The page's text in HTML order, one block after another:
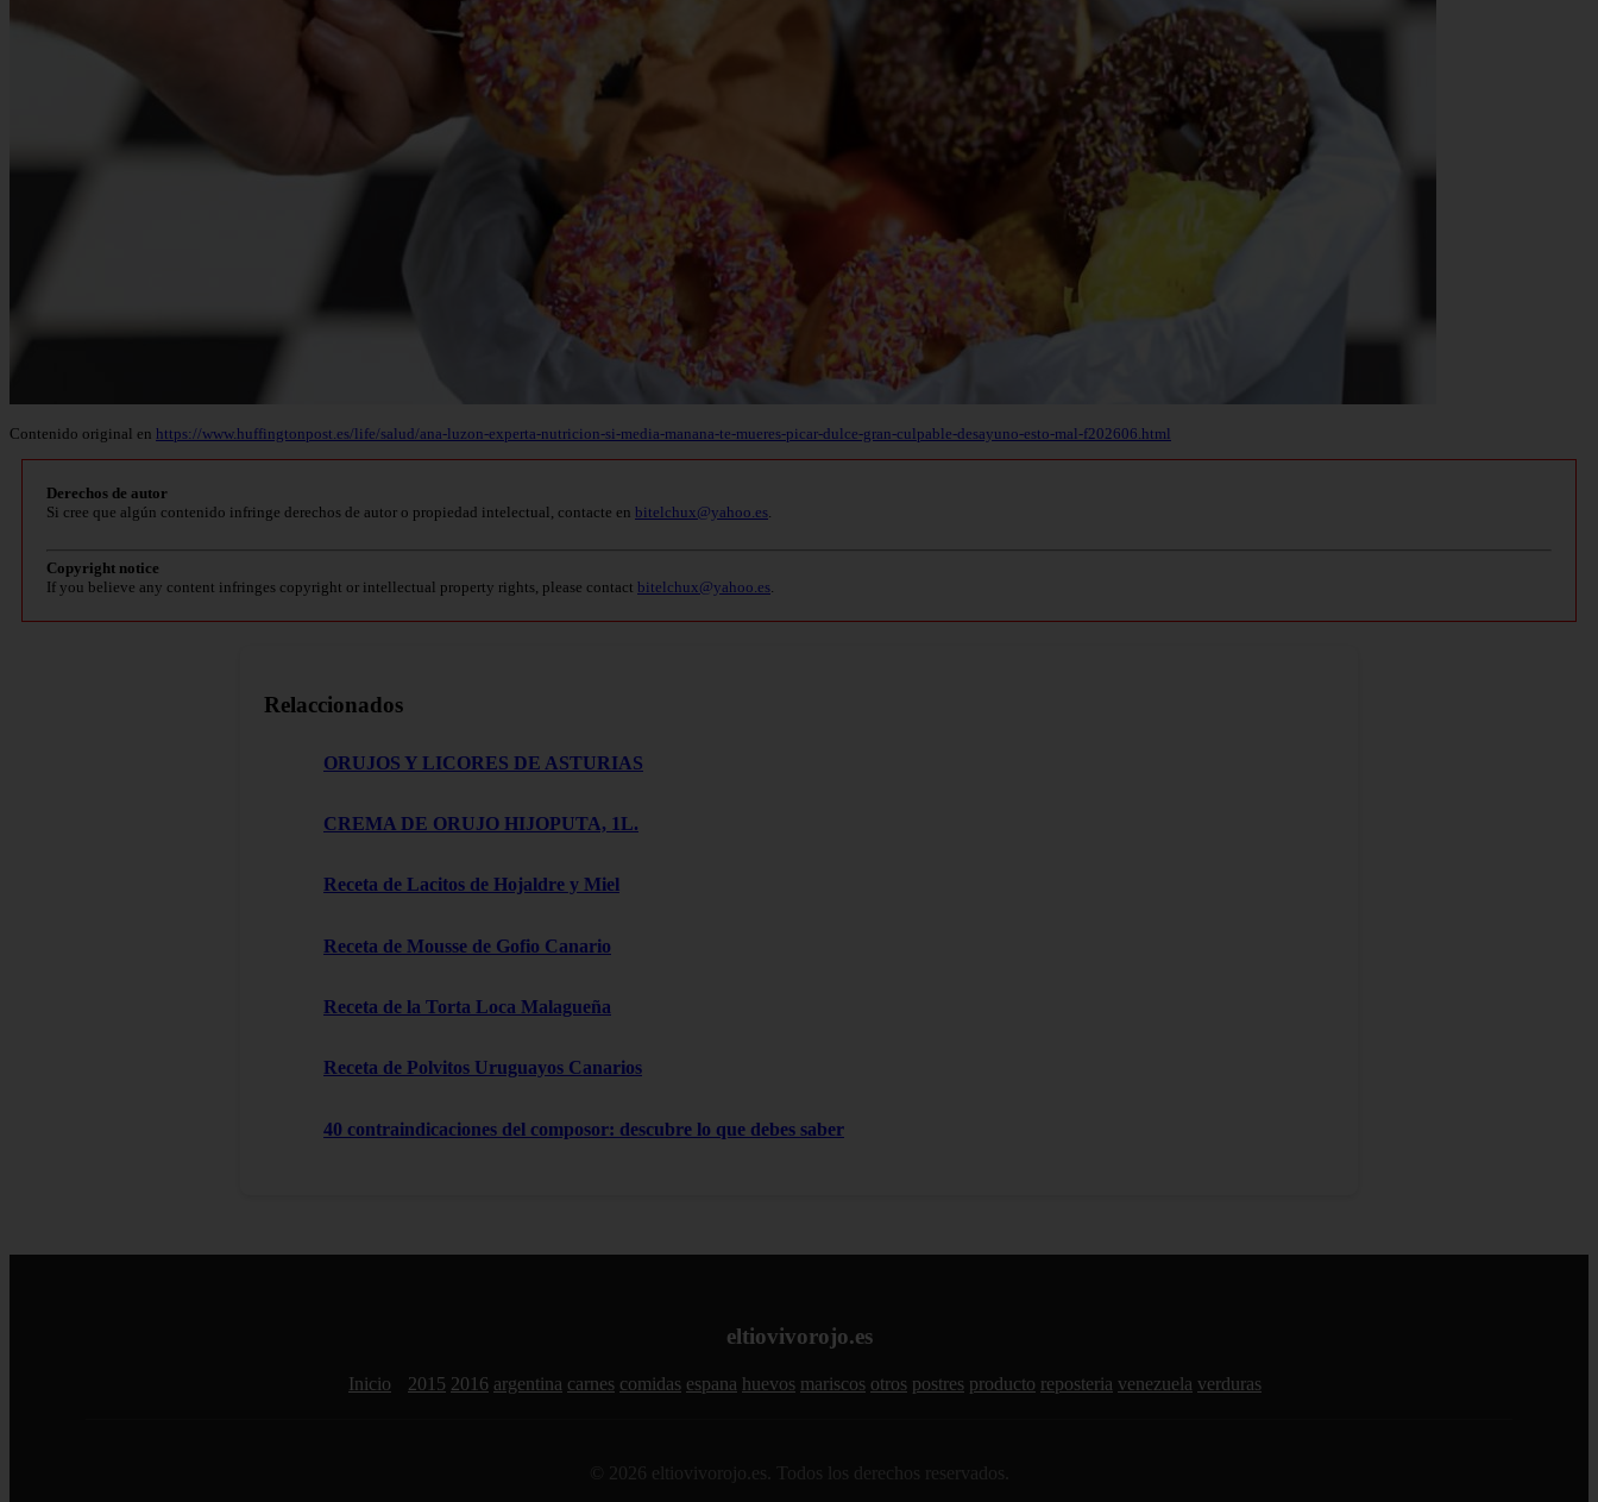
Contenido original en https://www.huffingtonpost.es/life/salud/ana-luzon-experta-nutricion-si-media-manana-te-mueres-picar-dulce-gran-culpable-desayuno-esto-mal-f202606.html
Derechos de autor
Si cree que algún contenido infringe derechos de autor o propiedad intelectual, contacte en bitelchux@yahoo.es.
Copyright notice
If you believe any content infringes copyright or intellectual property rights, please contact bitelchux@yahoo.es.
Relaccionados
ORUJOS Y LICORES DE ASTURIAS
CREMA DE ORUJO HIJOPUTA, 1L.
Receta de Lacitos de Hojaldre y Miel
Receta de Mousse de Gofio Canario
Receta de la Torta Loca Malagueña
Receta de Polvitos Uruguayos Canarios
40 contraindicaciones del composor: descubre lo que debes saber
eltiovivorojo.es
Inicio 2015 2016 argentina carnes comidas espana huevos mariscos otros postres producto reposteria venezuela verduras
© 2026 eltiovivorojo.es. Todos los derechos reservados.